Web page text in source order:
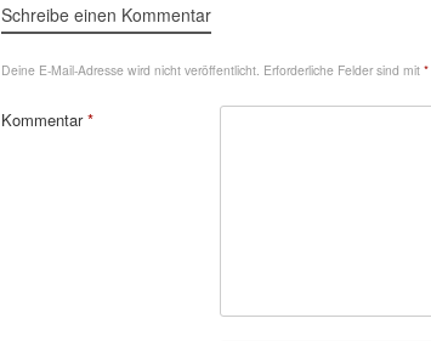
Schreibe einen Kommentar
Deine E-Mail-Adresse wird nicht veröffentlicht. Erforderliche Felder sind mit *
Kommentar*